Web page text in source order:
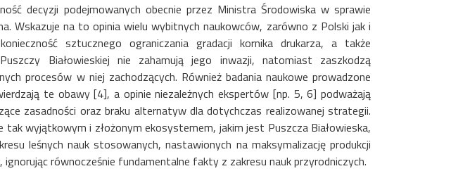
decyzji podejmowanych obecnie przez Ministra Środowiska w sprawie
Wskazuje na to opinia wielu wybitnych naukowców, zarówno z Polski jak i
sztucznego ograniczania gradacji kornika drukarza, a także
Białowieskiej nie zahamują jego inwazji, natomiast zaszkodzą
procesów w niej zachodzących. Również badania naukowe prowadzone
te obawy [4], a opinie niezależnych ekspertów [np. 5, 6] podważają
zasadności oraz braku alternatyw dla dotychczas realizowanej strategii.
wyjątkowym i złożonym ekosystemem, jakim jest Puszcza Białowieska,
leśnych nauk stosowanych, nastawionych na maksymalizację produkcji
równocześnie fundamentalne fakty z zakresu nauk przyrodniczych.